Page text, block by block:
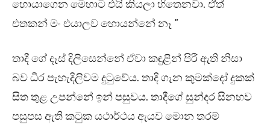
හොයාගෙන මෙහාට එයි කියලා හිතෙනවා. ඒත්
එතකන් මං එයාලව හොයන්නේ නෑ ”
තාදී ගේ දෑස් දිලිසෙන්නේ ඒවා කඳුළින් පිරී ඇති නිසා
බව ධීර පැහැදිලිවම දුටුවේය. තාදි ගැන කුමක්දෝ දුකක්
සිත තුළ උපන්නේ ඉන් පසුවය. තාදීගේ සුන්දර සිනහව
පසුපස ඇති කටුක යථාර්ථය ඇයව මොන තරම්